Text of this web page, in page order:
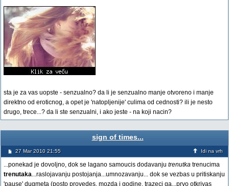
sta je za vas uopste - senzualno? da li je senzualno manje otvoreno i manje
direktno od eroticnog, a opet je 'natopljenije' culima od cednosti? ili je nesto
drugo, trece...? da li ste senzualni, i ako jeste - na koji nacin?
sign of times...
27 Mar 2010 21:55 Idi na vrh
...ponekad je dovoljno, dok se lagano samoucis dodavanju trenutka trenucima
trenutaka...raslojavanju postojanja...umnozavanju... dok se vezbas u pritiskanju
'pause' dugmeta (posto provedes, mozda i godine, trazeci ga...prvo otkrivas